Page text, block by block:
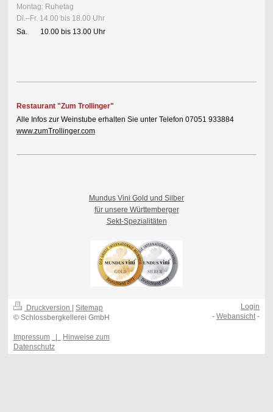
Montag: Ruhetag
Di.–Fr. 14.00 bis 18.00 Uhr
Sa. 10.00 bis 13.00 Uhr
Restaurant "Zum Trollinger"
Alle Infos zur Weinstube erhalten Sie unter Telefon 07051 933884
www.zumTrollinger.com
Mundus Vini Gold und Silber
für unsere Württemberger
Sekt-Spezialitäten
Druckversion
Sitemap
© Schlossbergkellerei GmbH
Impressum
Hinweise zum
Datenschutz
Login
-Webansicht-